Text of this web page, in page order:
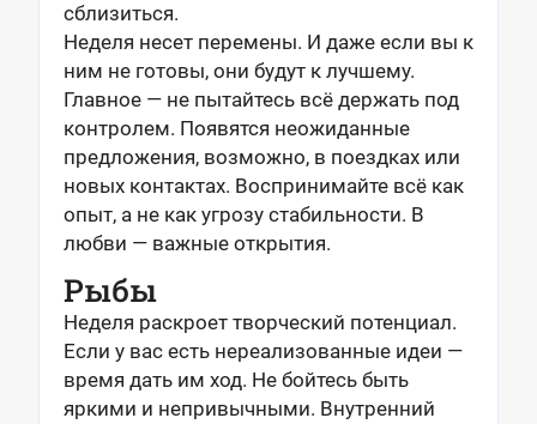
сблизиться.
Неделя несет перемены. И даже если вы к
ним не готовы, они будут к лучшему.
Главное — не пытайтесь всё держать под
контролем. Появятся неожиданные
предложения, возможно, в поездках или
новых контактах. Воспринимайте всё как
опыт, а не как угрозу стабильности. В
любви — важные открытия.
Рыбы
Неделя раскроет творческий потенциал.
Если у вас есть нереализованные идеи —
время дать им ход. Не бойтесь быть
яркими и непривычными. Внутренний